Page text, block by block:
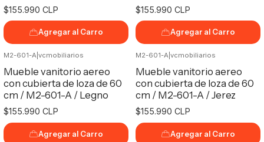
$155.990 CLP
Agregar al Carro
$155.990 CLP
Agregar al Carro
M2-601-A| vcmobiliarios
Mueble vanitorio aereo
con cubierta de loza de 60
cm / M2-601-A / Legno
$155.990 CLP
Agregar al Carro
M2-601-A| vcmobiliarios
Mueble vanitorio aereo
con cubierta de loza de 60
cm / M2-601-A / Jerez
$155.990 CLP
Agregar al Carro